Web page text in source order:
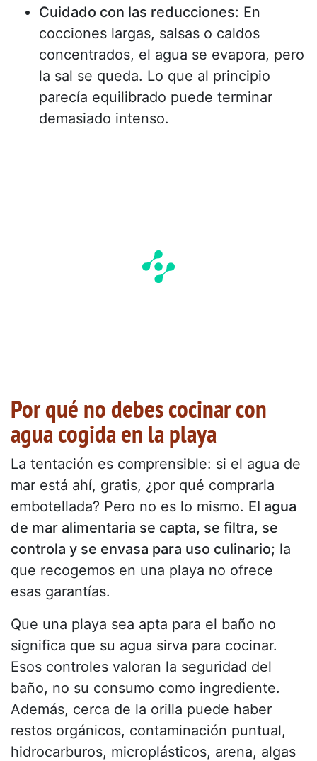
Cuidado con las reducciones: En
cocciones largas, salsas o caldos
concentrados, el agua se evapora, pero
la sal se queda. Lo que al principio
parecía equilibrado puede terminar
demasiado intenso.
Por qué no debes cocinar con
agua cogida en la playa
La tentación es comprensible: si el agua de
mar está ahí, gratis, ¿por qué comprarla
embotellada? Pero no es lo mismo. El agua
de mar alimentaria se capta, se filtra, se
controla y se envasa para uso culinario; la
que recogemos en una playa no ofrece
esas garantías.
Que una playa sea apta para el baño no
significa que su agua sirva para cocinar.
Esos controles valoran la seguridad del
baño, no su consumo como ingrediente.
Además, cerca de la orilla puede haber
restos orgánicos, contaminación puntual,
hidrocarburos, microplásticos, arena, algas